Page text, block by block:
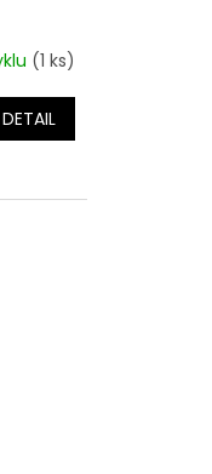
(1 ks)
DETAIL